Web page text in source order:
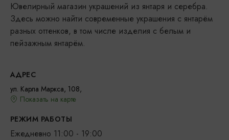
Ювелирный магазин украшений из янтаря и серебра.
Здесь можно найти современные украшения с янтарём
разных оттенков, в том числе изделия с белым и
пейзажным янтарём.
АДРЕС
ул. Карла Маркса, 108,
Показать на карте
РЕЖИМ РАБОТЫ
Ежедневно 11:00 - 19:00